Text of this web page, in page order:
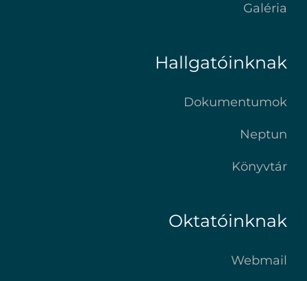
Galéria
Hallgatóinknak
Dokumentumok
Neptun
Könyvtár
Oktatóinknak
Webmail